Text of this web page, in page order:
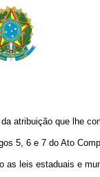
atribuição que lhe
5, 6 e 7 do Ato
as leis estaduais e